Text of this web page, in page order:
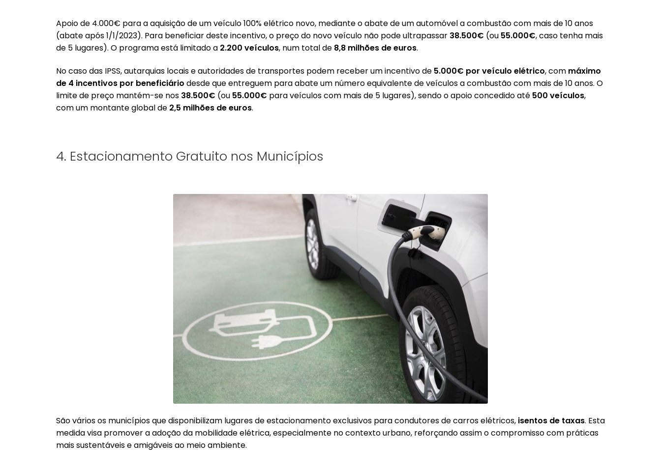
Apoio de 4.000€ para a aquisição de um veículo 100% elétrico novo, mediante o abate de um automóvel a combustão com mais de 10 anos
(abate após 1/1/2023). Para beneficiar deste incentivo, o preço do novo veículo não pode ultrapassar 38.500€ (ou 55.000€, caso tenha mais
de 5 lugares). O programa está limitado a 2.200 veículos, num total de 8,8 milhões de euros.
No caso das IPSS, autarquias locais e autoridades de transportes podem receber um incentivo de 5.000€ por veículo elétrico, com máximo
de 4 incentivos por beneficiário desde que entreguem para abate um número equivalente de veículos a combustão com mais de 10 anos. O
limite de preço mantém-se nos 38.500€ (ou 55.000€ para veículos com mais de 5 lugares), sendo o apoio concedido até 500 veículos,
com um montante global de 2,5 milhões de euros.
4. Estacionamento Gratuito nos Municípios
São vários os municípios que disponibilizam lugares de estacionamento exclusivos para condutores de carros elétricos, isentos de taxas. Esta
medida visa promover a adoção da mobilidade elétrica, especialmente no contexto urbano, reforçando assim o compromisso com práticas
mais sustentáveis e amigáveis ao meio ambiente.